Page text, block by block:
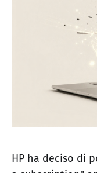
HP ha deciso di